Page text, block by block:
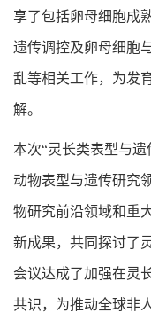
享了包括卵母细胞成
遗传调控及卵母细胞
乱等相关工作，为发
解。
本次“灵长类表型与
动物表型与遗传研究
物研究前沿领域和重
新成果，共同探讨了
会议达成了加强在灵
共识，为推动全球非